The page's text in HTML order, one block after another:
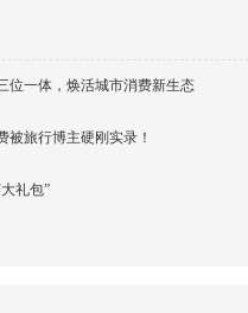
位一体，焕活城市消费新生态
旅行博主硬刚实录！
礼包”